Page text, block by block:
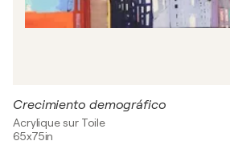
Crecimiento demográfico
Acrylique sur Toile
65x75in